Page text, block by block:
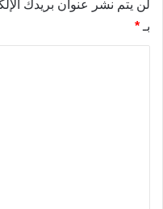
لن يتم نشر عنوان بريدك
بـ *